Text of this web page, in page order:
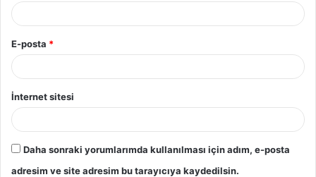
E-posta *
İnternet sitesi
Daha sonraki yorumlarımda kullanılması için adım, e-posta
adresim ve site adresim bu tarayıcıya kaydedilsin.